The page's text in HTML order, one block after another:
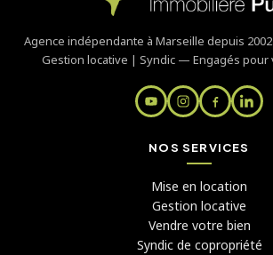
Agence indépendante à Marseille depuis
Gestion locative | Syndic — Engagés pour
NOS SERVICES
Mise en location
Gestion locative
Vendre votre bien
Syndic de copropriété